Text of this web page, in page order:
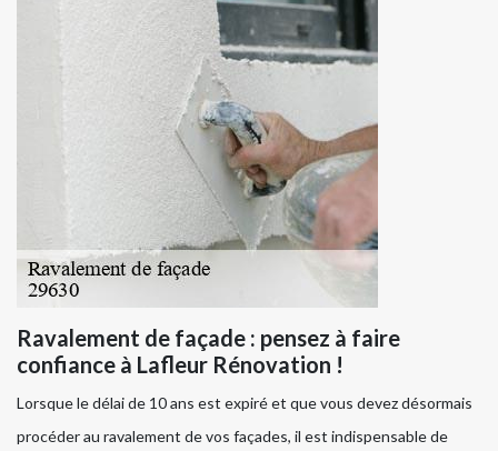
Ravalement de façade : pensez à faire
confiance à Lafleur Rénovation !
Lorsque le délai de 10 ans est expiré et que vous devez désormais
procéder au ravalement de vos façades, il est indispensable de